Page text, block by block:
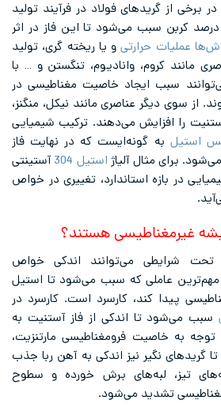
برخی از گریدهای فولاد در فرآیند تولید
کربن سبب می‌شود تا این فاز در اثر
عملیات حرارتیو یا ریخته گری، تولید
مانند کروم، وانادیوم، تنگستن و … با
سبب ایجاد خاصیت مغناطیسی در
از سوی دیگر عناصری مانند نیکل، منگنز،
را افزایش می‌دهند. ترکیب شیمیایی
به گونه‌ایست که در نهایت فاز
برای مثال آلیاژ استیل 304
آستینتی
در بازه استاندارد، تغییری در خواص
غیرمغناطیسی هستند؟
تحت شرایطی می‌توانند اندکی خواص
عاملی که سبب می‌شود تا استیل
پیدا کند، کارسرد است. کارسرد در
سبب می‌شود تا اندکی از فاز آستنیت به
به خاصیت فرومغناطیسی مارتنزیت،
نگیر نیز اندکی به آهن ربا جذب
تیز، لبه‌های برش خورده و سطوح
تشدید می‌شود.